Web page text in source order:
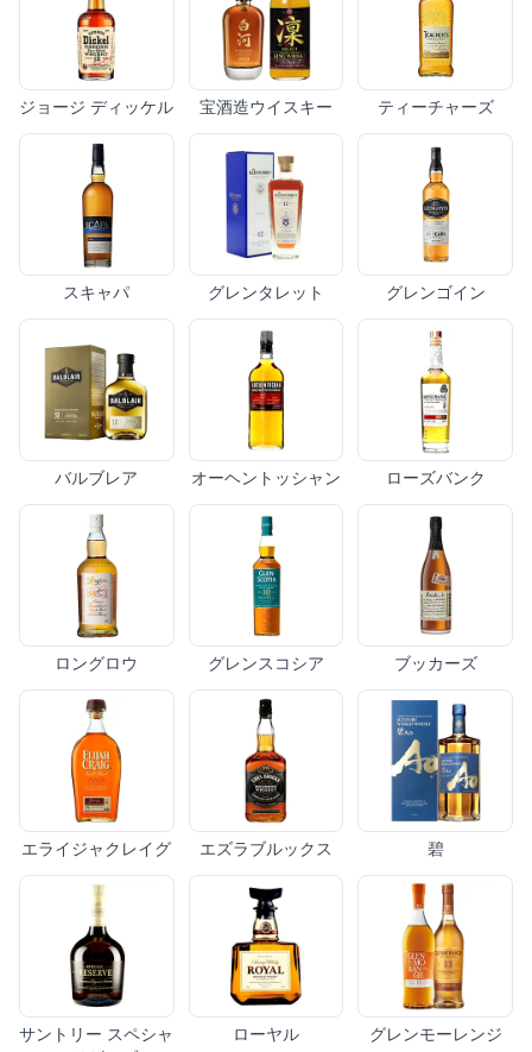
ジョージ ディッケル 宝酒造ウイスキー ティーチャーズ
スキャパ グレンタレット グレンゴイン
バルブレア オーヘントッシャン ローズバンク
ロングロウ グレンスコシア ブッカーズ
エライジャクレイグ エズラブルックス 碧
サントリー スペシャ
ローヤル グレンモーレンジ